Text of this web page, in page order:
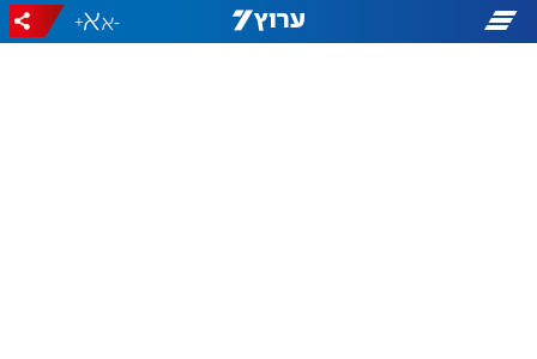
-
+